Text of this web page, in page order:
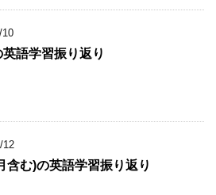
10
英語学習振り返り
12
含む)の英語学習振り返り